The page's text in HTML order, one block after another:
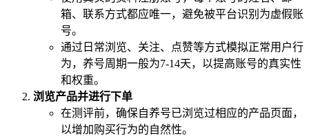
箱、联系方式都应唯一，避免被平台识别为虚假账
号。
通过日常浏览、关注、点赞等方式模拟正常用户行
为，养号周期一般为7-14天，以提高账号的真实性
和权重。
浏览产品并进行下单
在测评前，确保自养号已浏览过相应的产品页面，
以增加购买行为的自然性。